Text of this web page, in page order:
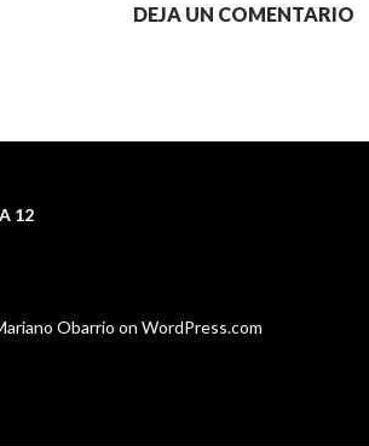
DEJA UN COMENTARIO
12
Obarrio on WordPress.com